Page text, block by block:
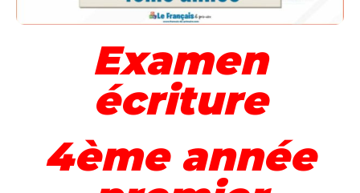
Examen
écriture
4ème année